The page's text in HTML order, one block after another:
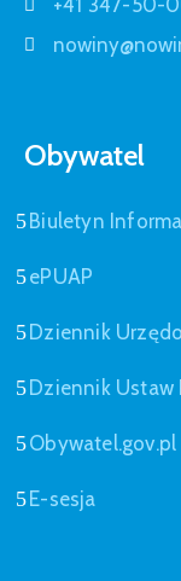
+41 347-50-
Obywatel
Biuletyn
ePUAP
Dziennik
Dziennik
Obywatel.gov.pl
E-sesja